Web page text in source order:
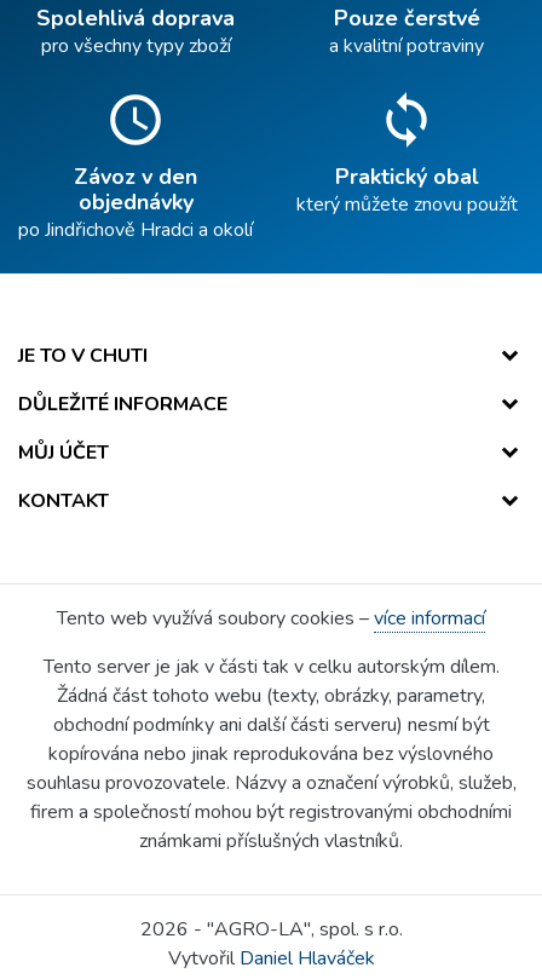
Spolehlivá doprava
pro všechny typy zboží
Pouze čerstvé
a kvalitní potraviny
schedule
Závoz v den
objednávky
po Jindřichově Hradci a okolí
sync
Praktický obal
který můžete znovu použít
JE TO V CHUTI
DŮLEŽITÉ INFORMACE
MŮJ ÚČET
KONTAKT
Tento web využívá soubory cookies –více informací
Tento server je jak v části tak v celku autorským dílem.
Žádná část tohoto webu (texty, obrázky, parametry,
obchodní podmínky ani další části serveru) nesmí být
kopírována nebo jinak reprodukována bez výslovného
souhlasu provozovatele. Názvy a označení výrobků, služeb,
firem a společností mohou být registrovanými obchodními
známkami příslušných vlastníků.
2026 - "AGRO-LA", spol. s r.o.
VytvořilDaniel Hlaváček